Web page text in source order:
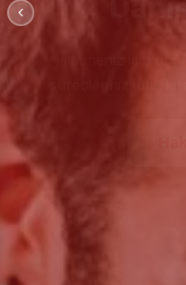
İşletmeniz için
süreçlerinizi